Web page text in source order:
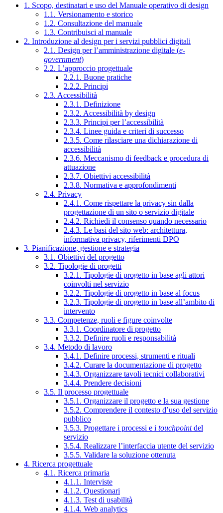
1. Scopo, destinatari e uso del Manuale operativo di design
1.1. Versionamento e storico
1.2. Consultazione del manuale
1.3. Contribuisci al manuale
2. Introduzione al design per i servizi pubblici digitali
2.1. Design per l’amministrazione digitale (e-
government)
2.2. L’approccio progettuale
2.2.1. Buone pratiche
2.2.2. Principi
2.3. Accessibilità
2.3.1. Definizione
2.3.2. Accessibilità by design
2.3.3. Principi per l’accessibilità
2.3.4. Linee guida e criteri di successo
2.3.5. Come rilasciare una dichiarazione di
accessibilità
2.3.6. Meccanismo di feedback e procedura di
attuazione
2.3.7. Obiettivi accessibilità
2.3.8. Normativa e approfondimenti
2.4. Privacy
2.4.1. Come rispettare la privacy sin dalla
progettazione di un sito o servizio digitale
2.4.2. Richiedi il consenso quando necessario
2.4.3. Le basi del sito web: architettura,
informativa privacy, riferimenti DPO
3. Pianificazione, gestione e strategia
3.1. Obiettivi del progetto
3.2. Tipologie di progetti
3.2.1. Tipologie di progetto in base agli attori
coinvolti nel servizio
3.2.2. Tipologie di progetto in base al focus
3.2.3. Tipologie di progetto in base all’ambito di
intervento
3.3. Competenze, ruoli e figure coinvolte
3.3.1. Coordinatore di progetto
3.3.2. Definire ruoli e responsabilità
3.4. Metodo di lavoro
3.4.1. Definire processi, strumenti e rituali
3.4.2. Curare la documentazione di progetto
3.4.3. Organizzare tavoli tecnici collaborativi
3.4.4. Prendere decisioni
3.5. Il processo progettuale
3.5.1. Organizzare il progetto e la sua gestione
3.5.2. Comprendere il contesto d’uso del servizio
pubblico
3.5.3. Progettare i processi e i touchpointdel
servizio
3.5.4. Realizzare l’interfaccia utente del servizio
3.5.5. Validare la soluzione ottenuta
4. Ricerca progettuale
4.1. Ricerca primaria
4.1.1. Interviste
4.1.2. Questionari
4.1.3. Test di usabilità
4.1.4. Web analytics